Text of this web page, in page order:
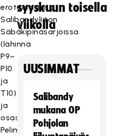
erotuomarina
Salibandyliiton
Säbäkipinäsarjoissa
(lähinnä
P9–
P10
ja
T10)
ja
osassa
Pelimaailman
syyskuun toisella
viikolla
UUSIMMAT
Salibandy
mukana OP
Pohjolan